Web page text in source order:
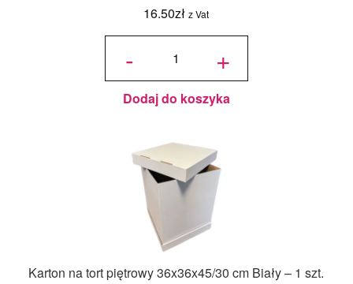
16.50zł z Vat
-
ilość
olejowy
Food
Colours -
Zielony
Butelkowy
+
Dodaj do koszyka
Karton na tort piętrowy 36x36x45/30 cm Biały – 1 szt.